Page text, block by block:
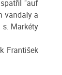
"auf
vandaly a
s. Markéty
František